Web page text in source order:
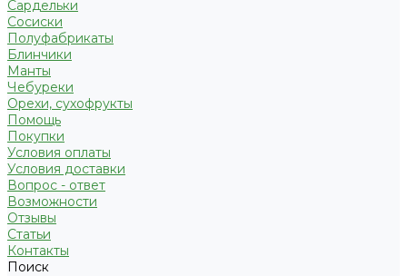
Сардельки
Сосиски
Полуфабрикаты
Блинчики
Манты
Чебуреки
Орехи, сухофрукты
Помощь
Покупки
Условия оплаты
Условия доставки
Вопрос - ответ
Возможности
Отзывы
Статьи
Контакты
Поиск